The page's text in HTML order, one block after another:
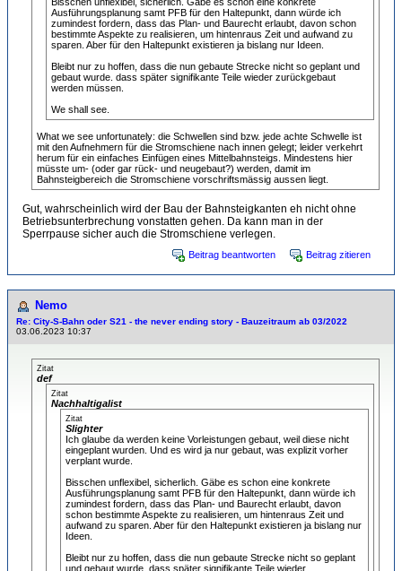
Ausführungsplanung samt PFB für den Haltepunkt, dann würde ich
zumindest fordern, dass das Plan- und Baurecht erlaubt, davon schon
bestimmte Aspekte zu realisieren, um hintenraus Zeit und aufwand zu
sparen. Aber für den Haltepunkt existieren ja bislang nur Ideen.
Bleibt nur zu hoffen, dass die nun gebaute Strecke nicht so geplant und
gebaut wurde. dass später signifikante Teile wieder zurückgebaut
werden müssen.
We shall see.
What we see unfortunately: die Schwellen sind bzw. jede achte Schwelle ist
mit den Aufnehmern für die Stromschiene nach innen gelegt; leider verkehrt
herum für ein einfaches Einfügen eines Mittelbahnsteigs. Mindestens hier
müsste um- (oder gar rück- und neugebaut?) werden, damit im
Bahnsteigbereich die Stromschiene vorschriftsmässig aussen liegt.
Gut, wahrscheinlich wird der Bau der Bahnsteigkanten eh nicht ohne
Betriebsunterbrechung vonstatten gehen. Da kann man in der
Sperrpause sicher auch die Stromschiene verlegen.
Beitrag beantworten Beitrag zitieren
Nemo
Re: City-S-Bahn oder S21 - the never ending story - Bauzeitraum ab 03/2022
03.06.2023 10:37
Zitat
def
Zitat
Nachhaltigalist
Zitat
Slighter
Ich glaube da werden keine Vorleistungen gebaut, weil diese nicht
eingeplant wurden. Und es wird ja nur gebaut, was explizit vorher
verplant wurde.
Bisschen unflexibel, sicherlich. Gäbe es schon eine konkrete
Ausführungsplanung samt PFB für den Haltepunkt, dann würde ich
zumindest fordern, dass das Plan- und Baurecht erlaubt, davon
schon bestimmte Aspekte zu realisieren, um hintenraus Zeit und
aufwand zu sparen. Aber für den Haltepunkt existieren ja bislang nur
Ideen.
Bleibt nur zu hoffen, dass die nun gebaute Strecke nicht so geplant
und gebaut wurde. dass später signifikante Teile wieder